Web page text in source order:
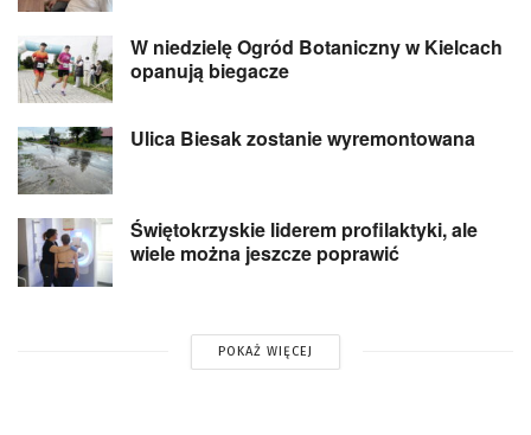
W niedzielę Ogród Botaniczny w Kielcach
opanują biegacze
Ulica Biesak zostanie wyremontowana
Świętokrzyskie liderem profilaktyki, ale
wiele można jeszcze poprawić
POKAŻ WIĘCEJ